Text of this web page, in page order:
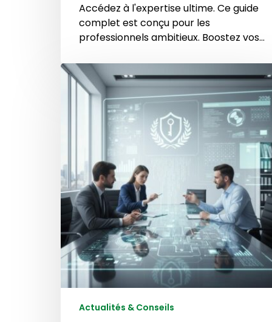
Accédez à l'expertise ultime. Ce guide
complet est conçu pour les
professionnels ambitieux. Boostez vos…
Maîtriser
procédures
d’obtention
préfectorale
en
sécurité
privée
:
la
checklist
2026
pour
consultants
Actualités & Conseils